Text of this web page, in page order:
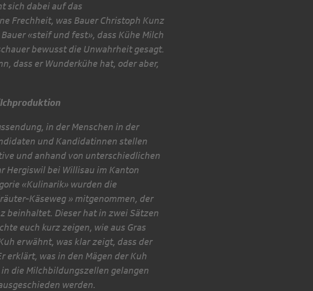
sich dabei auf das
Frechheit, was Bauer Christoph Kunz
«steif und fest», dass Kühe Milch
bewusst die Un­wahrheit gesagt.
dass er Wunderkühe hat, oder aber,
in der Menschen in der
und Kandidatinnen stellen
und anhand von unterschiedlichen
Hergiswil bei Willisau im Kanton
«Kulinarik» wurden die
Käseweg » mitgenom­men, der
beinhaltet. Dieser hat in zwei Sätzen
euch kurz zeigen, wie aus Gras
erwähnt, was klar zeigt, dass der
erklärt, was in den Mägen der Kuh
die Milchbildungszellen gelangen
werden.